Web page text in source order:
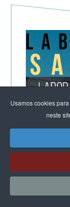
Usamos cookies
neste